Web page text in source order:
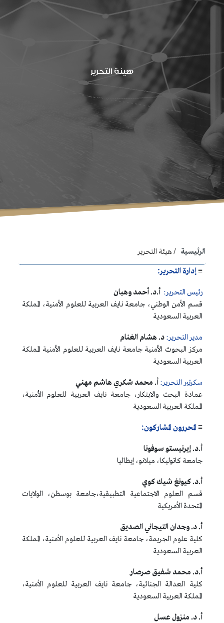
هيئة التحرير
الرئيسية
≡إدارة التحرير:
رئيس التحرير: أ.د. أحمد وهبان
قسم الأمن الوطني، جامعة نايف العربية للعلوم الأمنية، المملكة
العربية السعودية
مدير التحرير:د. هشام الغنام
مركز البحوث الأمنية جامعة نايف العربية للعلوم الأمنية المملكة
العربية السعودية
سكرتير التحرير:أ. محمد شكري هاشم مهني
عمادة البحث والابتكار، جامعة نايف العربية للعلوم الأمنية،
المملكة العربية السعودية
≡المحررون المشاركون:
أ.د. إيرنيستو سوفونا
جامعة كاتوليكا، ميلانو، إيطاليا
أ.د. كيونغ شيك كوي
قسم العلوم الاجتماعية التطبيقية،جامعة بوسطن، الولايات
المتحدة الأمريكية
أ. د. وجدان التيجاني الصديق
كلية علوم الجريمة، جامعة نايف العربية للعلوم الأمنية، المملكة
العربية السعودية
أ.د. محمد شفيق صرصار
كلية العدالة الجنائية، جامعة نايف العربية للعلوم الأمنية،
المملكة العربية السعودية
أ. د. منزول عسل